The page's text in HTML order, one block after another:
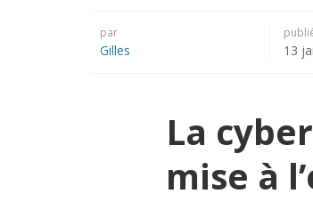
par
Gilles 13
La
mise à